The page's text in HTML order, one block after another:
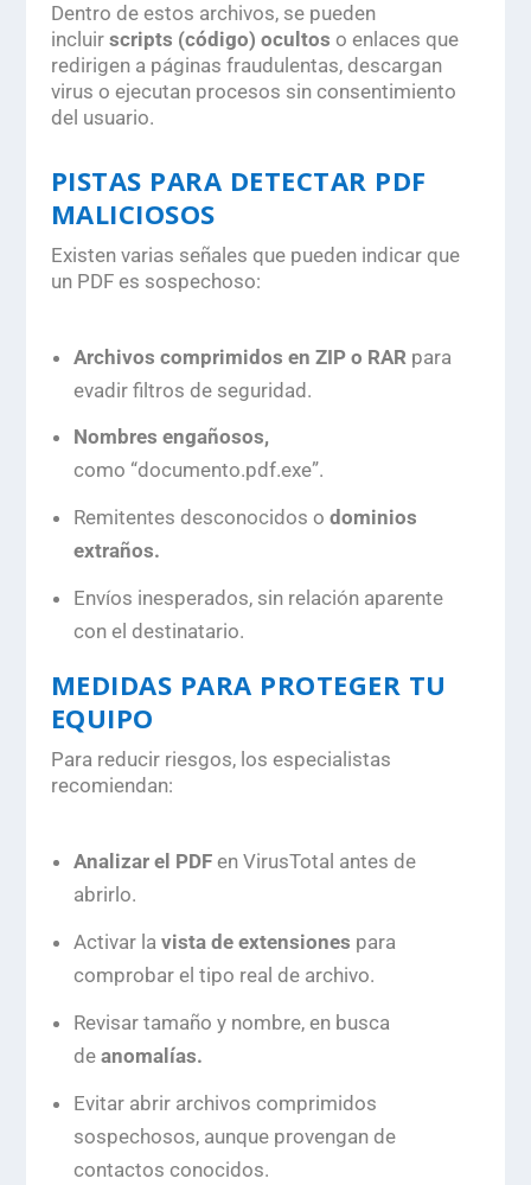
Dentro de estos archivos, se pueden
incluir scripts (código) ocultos o enlaces que
redirigen a páginas fraudulentas, descargan
virus o ejecutan procesos sin consentimiento
del usuario.
PISTAS PARA DETECTAR PDF
MALICIOSOS
Existen varias señales que pueden indicar que
un PDF es sospechoso:
Archivos comprimidos en ZIP o RAR para
evadir filtros de seguridad.
Nombres engañosos,
como “documento.pdf.exe”.
Remitentes desconocidos o dominios
extraños.
Envíos inesperados, sin relación aparente
con el destinatario.
MEDIDAS PARA PROTEGER TU
EQUIPO
Para reducir riesgos, los especialistas
recomiendan:
Analizar el PDF en VirusTotal antes de
abrirlo.
Activar la vista de extensiones para
comprobar el tipo real de archivo.
Revisar tamaño y nombre, en busca
de anomalías.
Evitar abrir archivos comprimidos
sospechosos, aunque provengan de
contactos conocidos.